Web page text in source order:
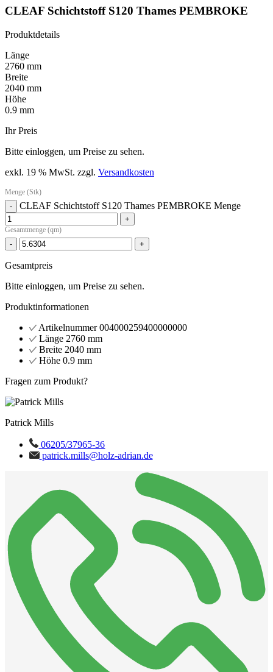
CLEAF Schichtstoff S120 Thames PEMBROKE
Produktdetails
Länge
2760 mm
Breite
2040 mm
Höhe
0.9 mm
Ihr Preis
Bitte einloggen, um Preise zu sehen.
exkl. 19 % MwSt. zzgl. Versandkosten
Menge (Stk)
- CLEAF Schichtstoff S120 Thames PEMBROKE Menge
+
Gesamtmenge (qm)
- +
Gesamtpreis
Bitte einloggen, um Preise zu sehen.
Produktinformationen
Artikelnummer 004000259400000000
Länge 2760 mm
Breite 2040 mm
Höhe 0.9 mm
Fragen zum Produkt?
Patrick Mills
06205/37965-36
patrick.mills@holz-adrian.de